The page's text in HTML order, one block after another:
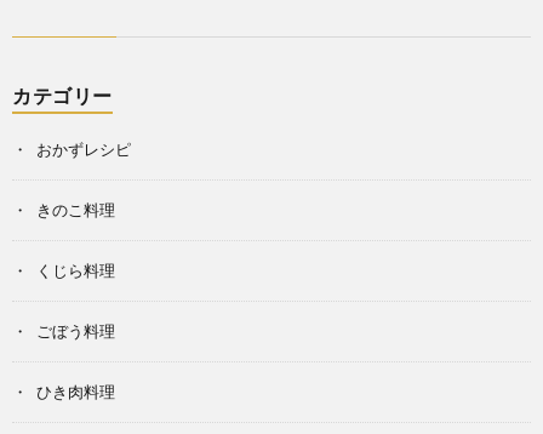
カテゴリー
おかずレシピ
きのこ料理
くじら料理
ごぼう料理
ひき肉料理